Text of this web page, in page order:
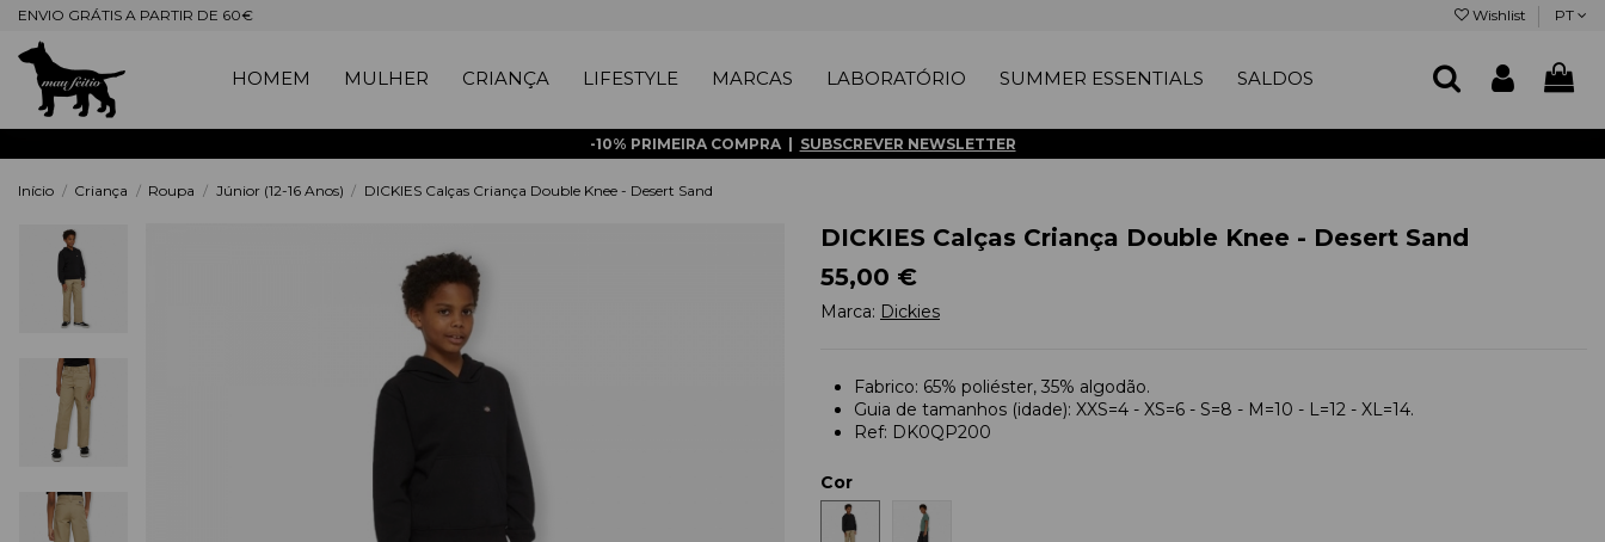
ENVIO GRÁTIS A PARTIR DE 60€ Wishlist PT
HOMEM MULHER CRIANÇA LIFESTYLE MARCAS LABORATÓRIO SUMMER ESSENTIALS SALDOS
-10% PRIMEIRA COMPRA | SUBSCREVER NEWSLETTER
Início Criança Roupa Júnior (12-16 Anos) DICKIES Calças Criança Double Knee - Desert Sand
DICKIES Calças Criança Double Knee - Desert Sand
55,00 €
Marca: Dickies
Fabrico: 65% poliéster, 35% algodão.
Guia de tamanhos (idade): XXS=4 - XS=6 - S=8 - M=10 - L=12 - XL=14.
Ref: DK0QP200
Cor